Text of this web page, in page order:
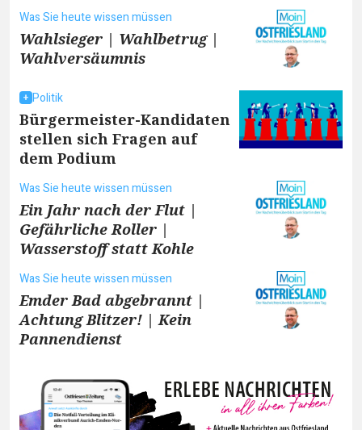
Was Sie heute wissen müssen
Wahlsieger | Wahlbetrug |
Wahlversäumnis
Politik
Bürgermeister-Kandidaten
stellen sich Fragen auf
dem Podium
Was Sie heute wissen müssen
Ein Jahr nach der Flut |
Gefährliche Roller |
Wasserstoff statt Kohle
Was Sie heute wissen müssen
Emder Bad abgebrannt |
Achtung Blitzer! | Kein
Pannendienst